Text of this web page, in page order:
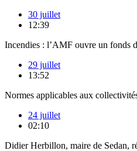
30 juillet
12:39
Incendies : l’AMF ouvre un fonds
29 juillet
13:52
Normes applicables aux
24 juillet
02:10
Didier Herbillon, maire de Sedan,